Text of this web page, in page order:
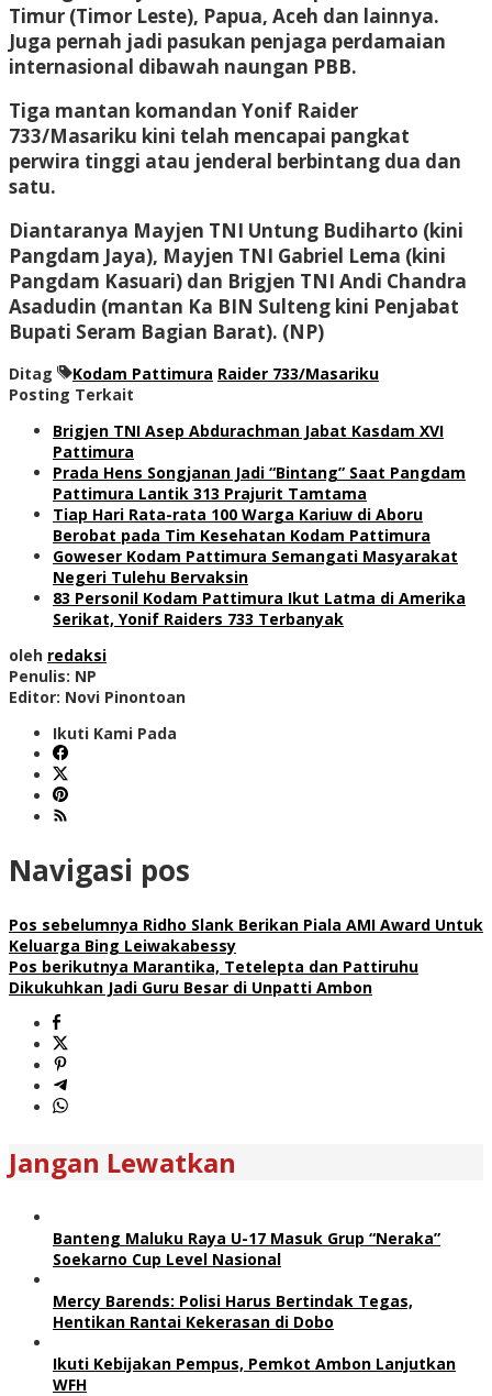
Timur (Timor Leste), Papua, Aceh dan lainnya.
Juga pernah jadi pasukan penjaga perdamaian
internasional dibawah naungan PBB.
Tiga mantan komandan Yonif Raider
733/Masariku kini telah mencapai pangkat
perwira tinggi atau jenderal berbintang dua dan
satu.
Diantaranya Mayjen TNI Untung Budiharto (kini
Pangdam Jaya), Mayjen TNI Gabriel Lema (kini
Pangdam Kasuari) dan Brigjen TNI Andi Chandra
Asadudin (mantan Ka BIN Sulteng kini Penjabat
Bupati Seram Bagian Barat). (NP)
Ditag Kodam Pattimura Raider 733/Masariku
Posting Terkait
Brigjen TNI Asep Abdurachman Jabat Kasdam XVI
Pattimura
Prada Hens Songjanan Jadi “Bintang” Saat Pangdam
Pattimura Lantik 313 Prajurit Tamtama
Tiap Hari Rata-rata 100 Warga Kariuw di Aboru
Berobat pada Tim Kesehatan Kodam Pattimura
Goweser Kodam Pattimura Semangati Masyarakat
Negeri Tulehu Bervaksin
83 Personil Kodam Pattimura Ikut Latma di Amerika
Serikat, Yonif Raiders 733 Terbanyak
oleh redaksi
Penulis: NP
Editor: Novi Pinontoan
Ikuti Kami Pada
Navigasi pos
Pos sebelumnya Ridho Slank Berikan Piala AMI Award Untuk
Keluarga Bing Leiwakabessy
Pos berikutnya Marantika, Tetelepta dan Pattiruhu
Dikukuhkan Jadi Guru Besar di Unpatti Ambon
Jangan Lewatkan
Banteng Maluku Raya U-17 Masuk Grup “Neraka”
Soekarno Cup Level Nasional
Mercy Barends: Polisi Harus Bertindak Tegas,
Hentikan Rantai Kekerasan di Dobo
Ikuti Kebijakan Pempus, Pemkot Ambon Lanjutkan
WFH